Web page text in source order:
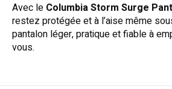
Avec le Columbia Storm Surge
restez protégée et à l’aise même
pantalon léger, pratique et fiable à
vous.